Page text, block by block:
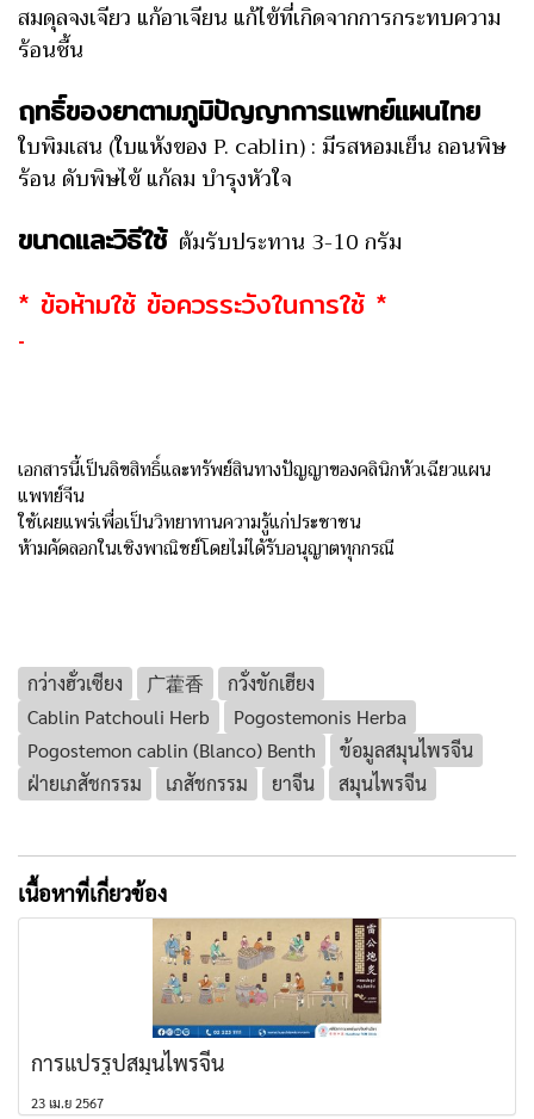
สมดุลจงเจียว แก้อาเจียน แก้ไข้ที่เกิดจากการกระทบความ
ร้อนชื้น
ฤทธิ์ของยาตามภูมิปัญญาการแพทย์แผนไทย
ใบพิมเสน (ใบแห้งของ P. cablin) : มีรสหอมเย็น ถอนพิษ
ร้อน ดับพิษไข้ แก้ลม บำรุงหัวใจ
ขนาดและวิธีใช้ ต้มรับประทาน 3-10 กรัม
* ข้อห้ามใช้ ข้อควรระวังในการใช้ *
-
เอกสารนี้เป็นลิขสิทธิ์และทรัพย์สินทางปัญญาของคลินิกหัวเฉียวแผน
แพทย์จีน
ใช้เผยแพร่เพื่อเป็นวิทยาทานความรู้แก่ประชาชน
ห้ามคัดลอกในเชิงพาณิชย์โดยไม่ได้รับอนุญาตทุกกรณี
กว่างฮั่วเซียง 广藿香
กวั่งขักเฮียง
Cablin Patchouli Herb
Pogostemonis Herba
Pogostemon cablin (Blanco) Benth
ข้อมูลสมุนไพรจีน
ฝ่ายเภสัชกรรม
เภสัชกรรม ยาจีน สมุนไพรจีน
เนื้อหาที่เกี่ยวข้อง
การแปรรูปสมุนไพรจีน
23 เม.ย 2567